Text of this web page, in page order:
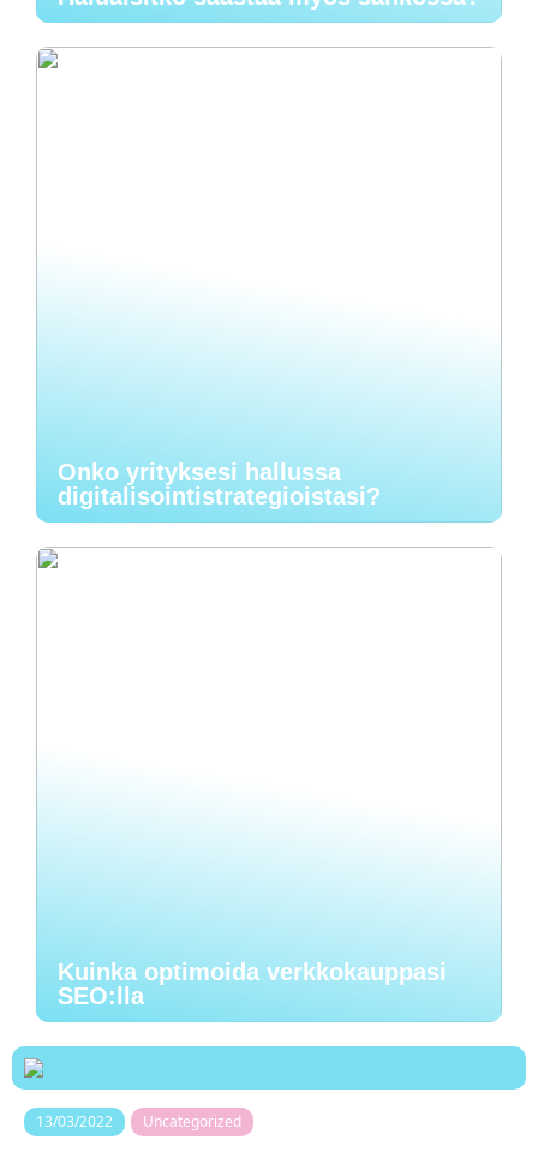
Onko yrityksesi hallussa
digitalisointistrategioistasi?
Kuinka optimoida verkkokauppasi
SEO:lla
13/03/2022 Uncategorized